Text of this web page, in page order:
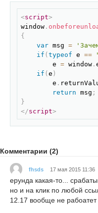
<script>
window.
{
var msg =
if ( typeof e ==
        e
= window.
if ( e )
        e
.
return msg ;
}
</script>
Комментарии (2)
fhsds 17 мая 2015 11:36
ерунда какая-то...
но и на клик по любой
12.17 вообще не рабоатет